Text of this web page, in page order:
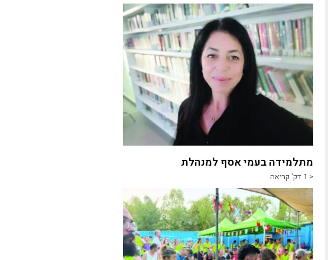
מתלמידה בעמי אסף למנהלת
< 1 דק' קריאה